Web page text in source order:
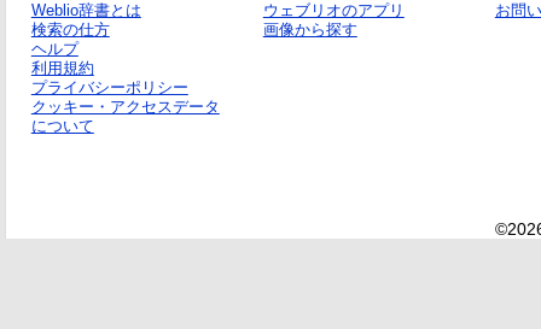
Weblio辞書とは
検索の仕方
ヘルプ
利用規約
プライバシーポリシー
クッキー・アクセスデータ
について
ウェブリオのアプリ
画像から探す
お問